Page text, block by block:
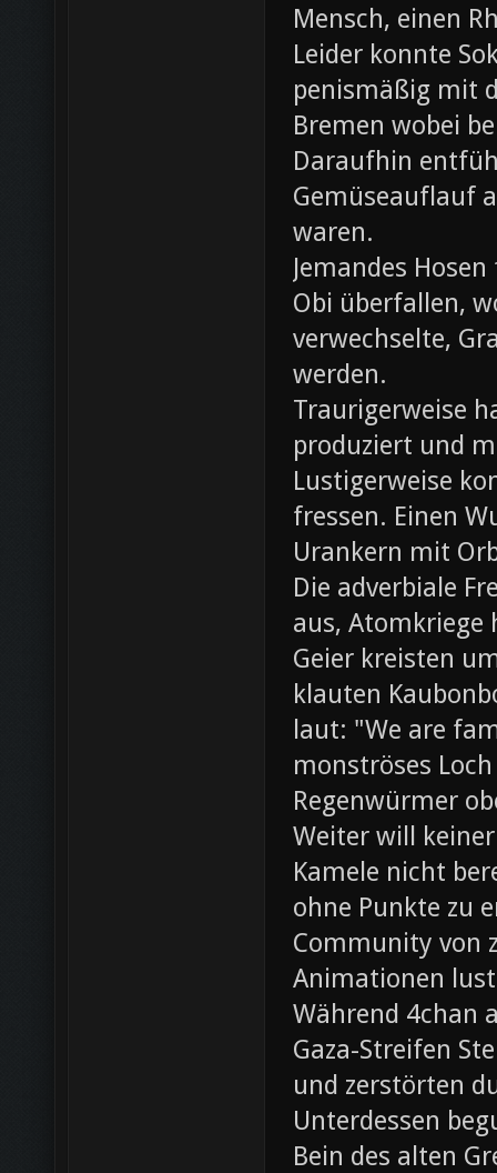
Mensch, einen
Leider konnte
penismäßig mit
Bremen wobei
Daraufhin
Gemüseauflauf
waren.
Jemandes
Obi überfallen,
verwechselte,
werden.
Traurigerweise
produziert und
Lustigerweise
fressen. Einen
Urankern mit
Die adverbiale
aus,
Geier kreisten
klauten
laut: "We are
monströses
Regenwürmer
Weiter will
Kamele nicht
ohne Punkte zu
Community von
Animationen
Während 4chan
Gaza-Streifen
und zerstörten
Unterdessen
Bein des alten